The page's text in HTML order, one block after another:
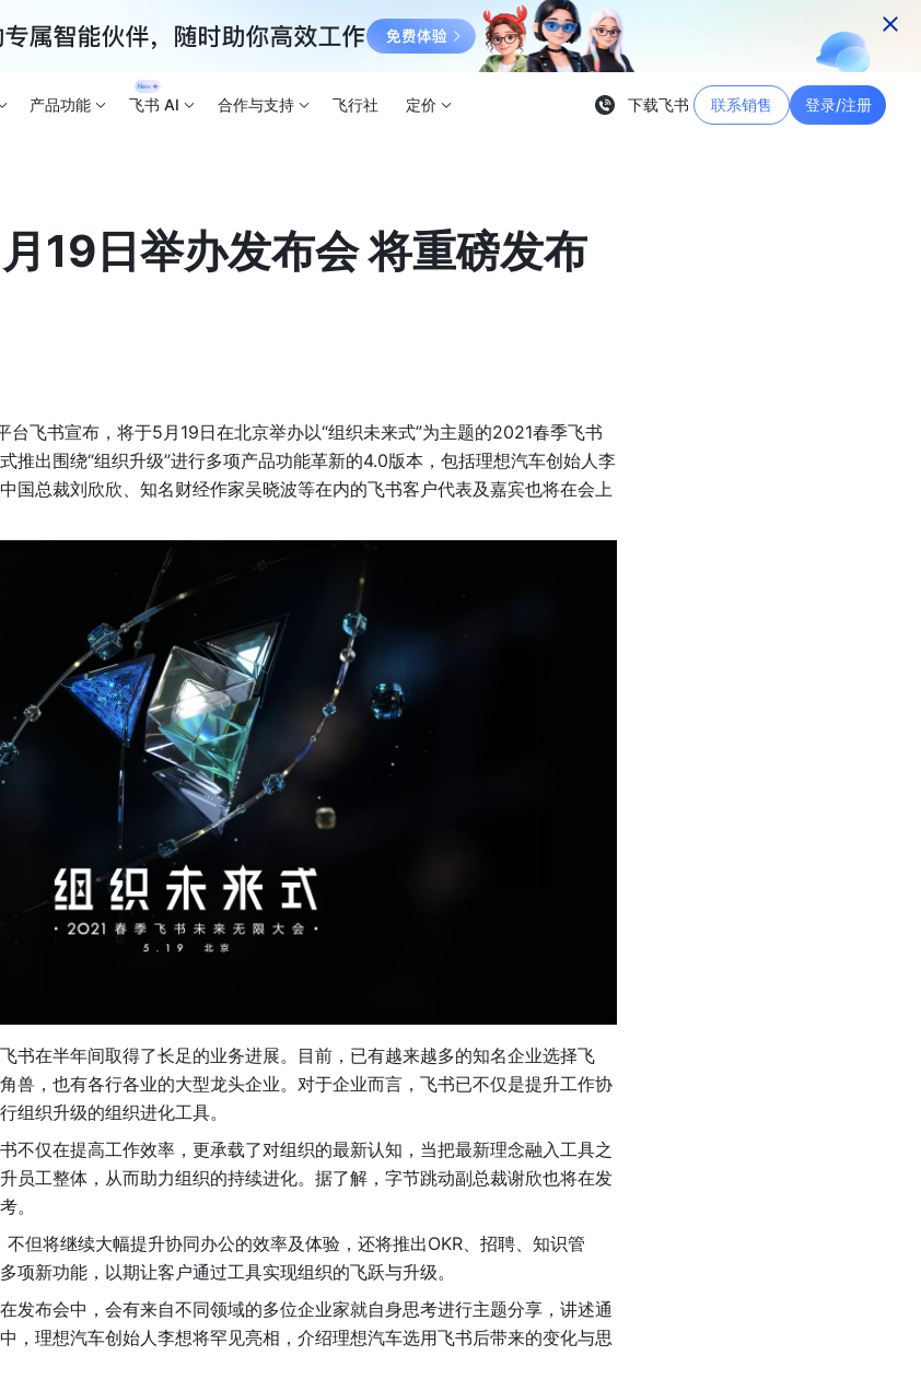
产品功能 飞书 AI 合作与支持 飞行社 定价 下载飞书 联系销售 登录/注册
19日举办发布会 将重磅发布
台飞书宣布，将于5月19日在北京举办以“组织未来式”为主题的2021春季飞书
推出围绕“组织升级”进行多项产品功能革新的4.0版本，包括理想汽车创始人李
国总裁刘欣欣、知名财经作家吴晓波等在内的飞书客户代表及嘉宾也将在会上
书在半年间取得了长足的业务进展。目前，已有越来越多的知名企业选择飞
兽，也有各行各业的大型龙头企业。对于企业而言，飞书已不仅是提升工作协
组织升级的组织进化工具。
不仅在提高工作效率，更承载了对组织的最新认知，当把最新理念融入工具之
员工整体，从而助力组织的持续进化。据了解，字节跳动副总裁谢欣也将在发
。
但将继续大幅提升协同办公的效率及体验，还将推出OKR、招聘、知识管
项新功能，以期让客户通过工具实现组织的飞跃与升级。
发布会中，会有来自不同领域的多位企业家就自身思考进行主题分享，讲述通
，理想汽车创始人李想将罕见亮相，介绍理想汽车选用飞书后带来的变化与思